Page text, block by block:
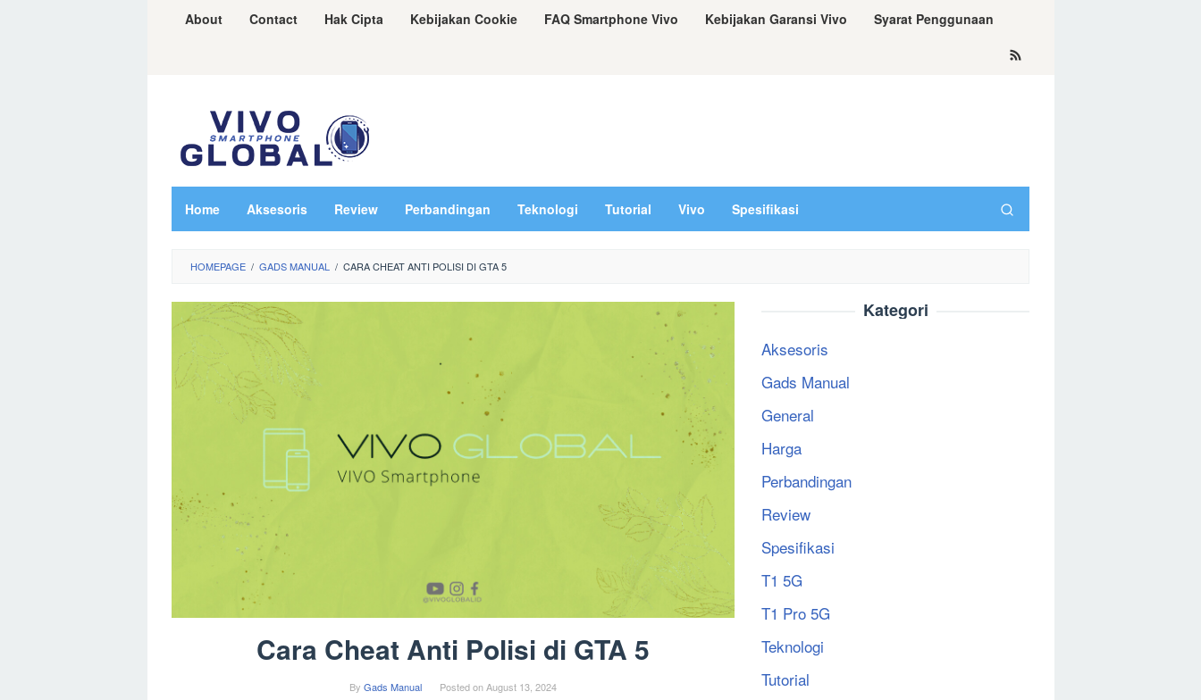
About Contact Hak Cipta Kebijakan Cookie FAQ Smartphone Vivo Kebijakan Garansi Vivo Syarat Penggunaan
Home Aksesoris Review Perbandingan Teknologi Tutorial Vivo Spesifikasi
HOMEPAGE / GADS MANUAL / CARA CHEAT ANTI POLISI DI GTA 5
Cara Cheat Anti Polisi di GTA 5
By Gads Manual Posted onAugust 13, 2024
Kategori
Aksesoris
Gads Manual
General
Harga
Perbandingan
Review
Spesifikasi
T1 5G
T1 Pro 5G
Teknologi
Tutorial